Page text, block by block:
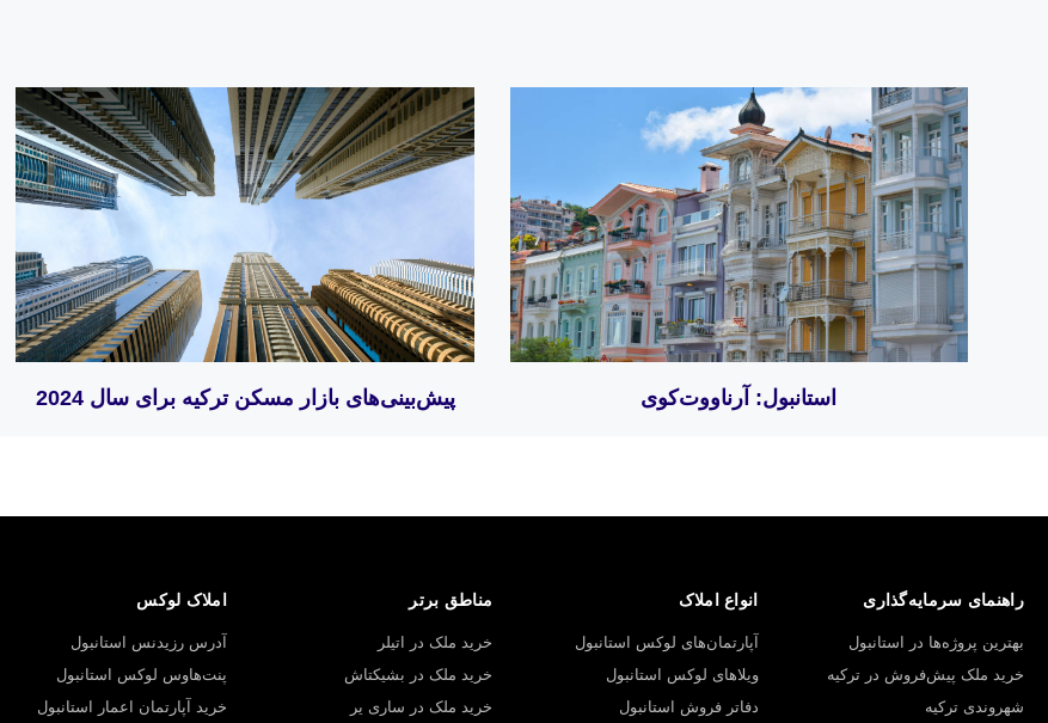
استانبول: آرناووت‌کوی پیش‌بینی‌های بازار مسکن ترکیه برای سال 2024
راهنمای سرمایه‌گذاری
بهترین پروژه‌ها در استانبول
خرید ملک پیش‌فروش در ترکیه
شهروندی ترکیه
انواع املاک
آپارتمان‌های لوکس استانبول
ویلاهای لوکس استانبول
دفاتر فروش استانبول
مناطق برتر
خرید ملک در اتیلر
خرید ملک در بشیکتاش
خرید ملک در ساری یر
املاک لوکس
آدرس رزیدنس استانبول
پنت‌هاوس لوکس استانبول
خرید آپارتمان اعمار استانبول